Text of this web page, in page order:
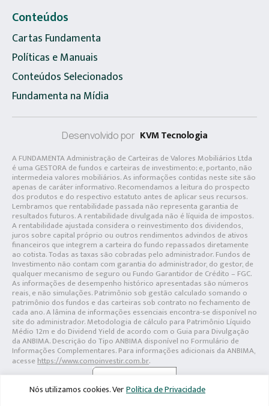
Nós utilizamos cookies. VerPolítica de Privacidade
Conteúdos
Cartas Fundamenta
Políticas e Manuais
Conteúdos Selecionados
Fundamenta na Mídia
Desenvolvido por KVM Tecnologia
A FUNDAMENTA Administração de Carteiras de Valores Mobiliários Ltda
é uma GESTORA de fundos e carteiras de investimento; e, portanto, não
intermedeia valores mobiliários. As informações contidas neste site são
apenas de caráter informativo. Recomendamos a leitura do prospecto
dos produtos e do respectivo estatuto antes de aplicar seus recursos.
Lembramos que rentabilidade passada não representa garantia de
resultados futuros. A rentabilidade divulgada não é líquida de impostos.
A rentabilidade ajustada considera o reinvestimento dos dividendos,
juros sobre capital próprio ou outros rendimentos advindos de ativos
financeiros que integrem a carteira do fundo repassados diretamente
ao cotista. Todas as taxas são cobradas pelo administrador. Fundos de
Investimento não contam com garantia do administrador, do gestor, de
qualquer mecanismo de seguro ou Fundo Garantidor de Crédito – FGC.
As informações de desempenho histórico apresentadas são números
reais, e não simulações. Patrimônio sob gestão calculado somando o
patrimônio dos fundos e das carteiras sob contrato no fechamento de
cada ano. A lâmina de informações essenciais encontra-se disponível no
site do administrador. Metodologia de cálculo para Patrimônio Líquido
Médio 12m e do Dividend Yield de acordo com o Guia para Divulgação
da ANBIMA. Descrição do Tipo ANBIMA disponível no Formulário de
Informações Complementares. Para informações adicionais da ANBIMA,
acessehttps://www.comoinvestir.com.br.